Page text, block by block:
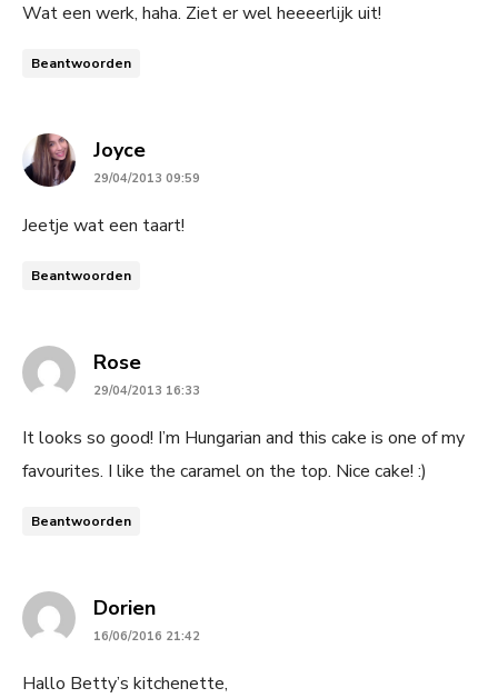
Wat een werk, haha. Ziet er wel heeeerlijk uit!
Beantwoorden
Joycesays:
29/04/2013 09:59
Jeetje wat een taart!
Beantwoorden
Rosesays:
29/04/2013 16:33
It looks so good! I’m Hungarian and this cake is one of my
favourites. I like the caramel on the top. Nice cake! :)
Beantwoorden
Doriensays:
16/06/2016 21:42
Hallo Betty’s kitchenette,